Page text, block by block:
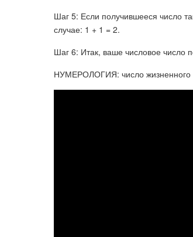
Шаг 5: Если получившееся число
случае: 1 + 1 = 2.
Шаг 6: Итак, ваше числовое число
НУМЕРОЛОГИЯ: число жизненного